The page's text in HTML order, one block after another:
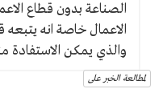
الصناعة بدون قطاع
الاعمال خاصة انه يتبعه
والذي يمكن الاستفادة
لمطالعة الخبر على